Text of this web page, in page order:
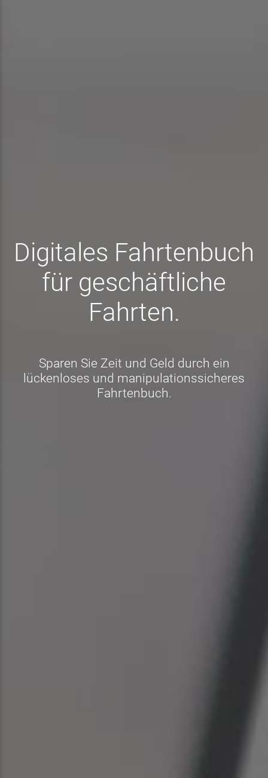
Digitales Fahrtenbuch
für geschäftliche
Fahrten.
Sparen Sie Zeit und Geld durch ein
lückenloses und manipulationssicheres
Fahrtenbuch.